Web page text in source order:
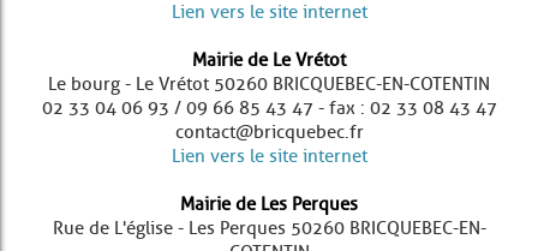
Lien vers le site internet
Mairie de Le Vrétot
Le bourg - Le Vrétot 50260 BRICQUEBEC-EN-COTENTIN
02 33 04 06 93 / 09 66 85 43 47 - fax : 02 33 08 43 47
contact@bricquebec.fr
Lien vers le site internet
Mairie de Les Perques
Rue de L'église - Les Perques 50260 BRICQUEBEC-EN-